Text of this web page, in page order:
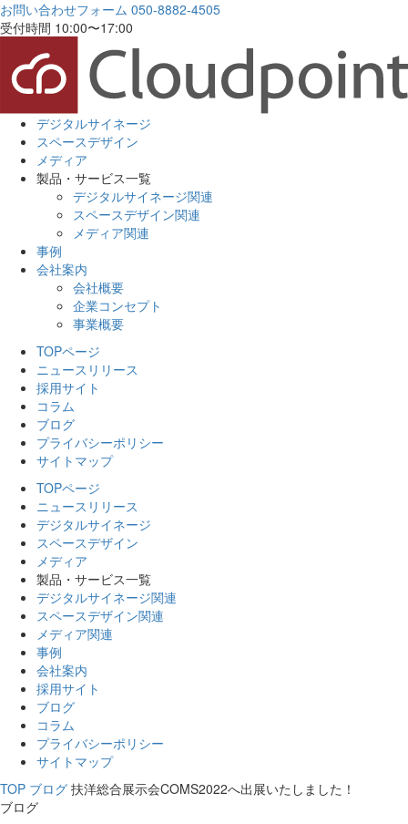
お問い合わせフォーム 050-8882-4505
受付時間 10:00〜17:00
デジタルサイネージ
スペースデザイン
メディア
製品・サービス一覧
デジタルサイネージ関連
スペースデザイン関連
メディア関連
事例
会社案内
会社概要
企業コンセプト
事業概要
TOPページ
ニュースリリース
採用サイト
コラム
ブログ
プライバシーポリシー
サイトマップ
TOPページ
ニュースリリース
デジタルサイネージ
スペースデザイン
メディア
製品・サービス一覧
デジタルサイネージ関連
スペースデザイン関連
メディア関連
事例
会社案内
採用サイト
ブログ
コラム
プライバシーポリシー
サイトマップ
TOP ブログ 扶洋総合展示会COMS2022へ出展いたしました！
ブログ